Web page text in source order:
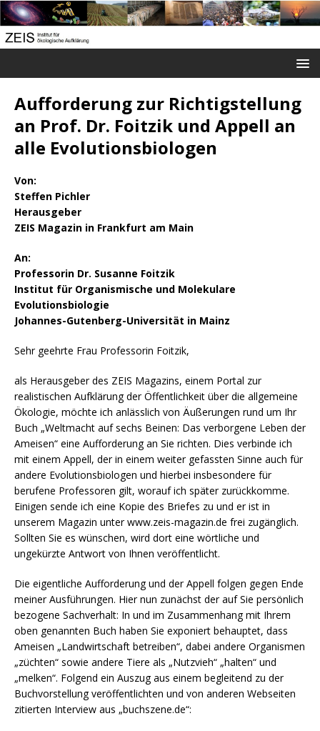
Aufforderung zur Richtigstellung
an Prof. Dr. Foitzik und Appell an
alle Evolutionsbiologen
Von:
Steffen Pichler
Herausgeber
ZEIS Magazin in Frankfurt am Main
An:
Professorin Dr. Susanne Foitzik
Institut für Organismische und Molekulare
Evolutionsbiologie
Johannes-Gutenberg-Universität in Mainz
Sehr geehrte Frau Professorin Foitzik,
als Herausgeber des ZEIS Magazins, einem Portal zur
realistischen Aufklärung der Öffentlichkeit über die allgemeine
Ökologie, möchte ich anlässlich von Äußerungen rund um Ihr
Buch „Weltmacht auf sechs Beinen: Das verborgene Leben der
Ameisen“ eine Aufforderung an Sie richten. Dies verbinde ich
mit einem Appell, der in einem weiter gefassten Sinne auch für
andere Evolutionsbiologen und hierbei insbesondere für
berufene Professoren gilt, worauf ich später zurückkomme.
Einigen sende ich eine Kopie des Briefes zu und er ist in
unserem Magazin unter www.zeis-magazin.de frei zugänglich.
Sollten Sie es wünschen, wird dort eine wörtliche und
ungekürzte Antwort von Ihnen veröffentlicht.
Die eigentliche Aufforderung und der Appell folgen gegen Ende
meiner Ausführungen. Hier nun zunächst der auf Sie persönlich
bezogene Sachverhalt: In und im Zusammenhang mit Ihrem
oben genannten Buch haben Sie exponiert behauptet, dass
Ameisen „Landwirtschaft betreiben“, dabei andere Organismen
„züchten“ sowie andere Tiere als „Nutzvieh“ „halten“ und
„melken“. Folgend ein Auszug aus einem begleitend zu der
Buchvorstellung veröffentlichten und von anderen Webseiten
zitierten Interview aus „buchszene.de“: